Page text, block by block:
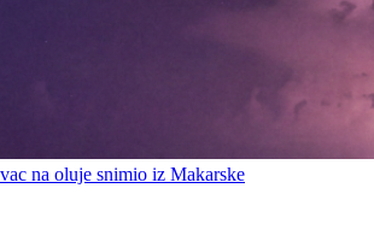
na oluje snimio iz Makarske